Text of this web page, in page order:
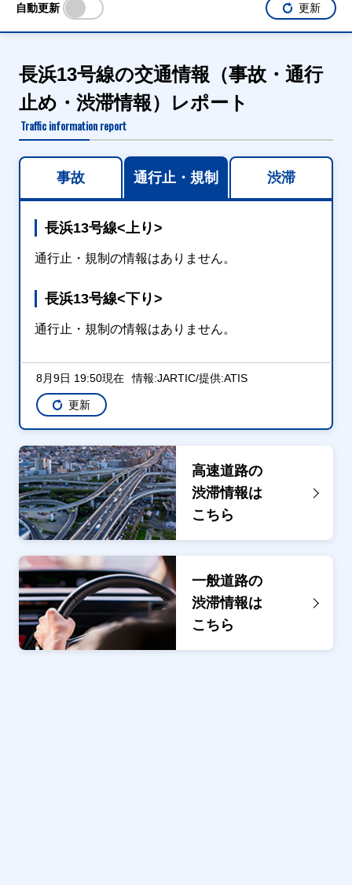
自動更新 更新
長浜13号線の交通情報（事故・通行
止め・渋滞情報）レポート
Traffic information report
事故 通行止・規制 渋滞
長浜13号線<上り>
通行止・規制の情報はありません。
長浜13号線<下り>
通行止・規制の情報はありません。
8月9日 19:50現在 情報:JARTIC/提供:ATIS
更新
高速道路の
渋滞情報は
こちら
一般道路の
渋滞情報は
こちら